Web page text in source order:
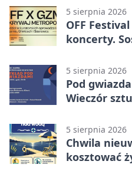
przed
5 sierpnia 2026
OFF
koncerty.
5 sierpnia 2026
Pod
Wieczór
5 sierpnia 2026
Chwila
kosztować